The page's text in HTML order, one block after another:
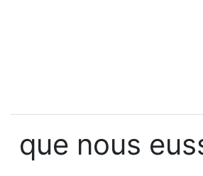
que nous